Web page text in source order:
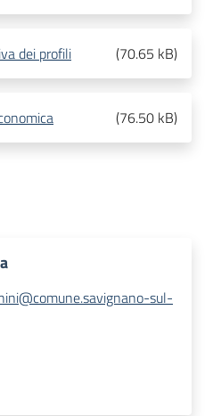
dei profili (70.65 kB)
(76.50 kB)
sul-